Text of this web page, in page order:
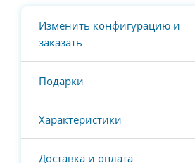
Изменить конфигурацию и
заказать
Подарки
Характеристики
Доставка и оплата